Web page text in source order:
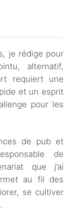
je rédige pour
alternatif,
requiert une
et un esprit
pour les
de pub et
de
que j’ai
au fil des
se cultiver